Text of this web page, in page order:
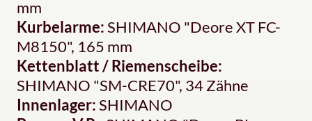
mm
Kurbelarme:SHIMANO "Deore XT FC-
M8150", 165 mm
Kettenblatt / Riemenscheibe:
SHIMANO "SM-CRE70", 34 Zähne
Innenlager:SHIMANO